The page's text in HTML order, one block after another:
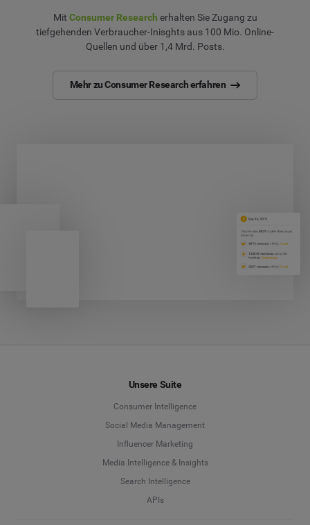
Mit Consumer Research erhalten Sie Zugang zu
tiefgehenden Verbraucher-Inisghts aus 100 Mio. Online-
Quellen und über 1,4 Mrd. Posts.
Mehr zu Consumer Research erfahren
Unsere Suite
Consumer Intelligence
Social Media Management
Influencer Marketing
Media Intelligence & Insights
Search Intelligence
APIs